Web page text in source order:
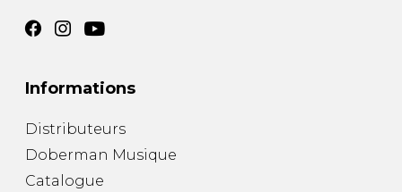
Informations
Distributeurs
Doberman Musique
Catalogue